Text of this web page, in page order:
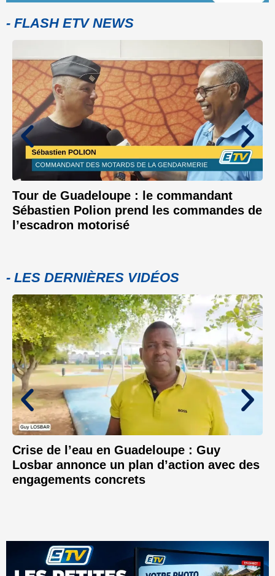
- FLASH ETV NEWS
Tour de Guadeloupe : le commandant
Sébastien Polion prend les commandes de
l’escadron motorisé
- LES DERNIÈRES VIDÉOS
Crise de l’eau en Guadeloupe : Guy
Losbar annonce un plan d’action avec des
engagements concrets